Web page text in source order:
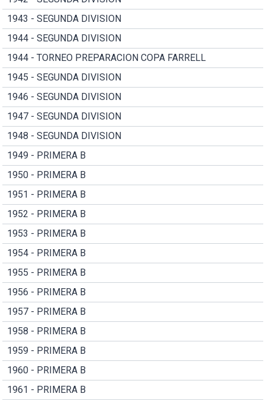
1943 - SEGUNDA DIVISION
1944 - SEGUNDA DIVISION
1944 - TORNEO PREPARACION COPA FARRELL
1945 - SEGUNDA DIVISION
1946 - SEGUNDA DIVISION
1947 - SEGUNDA DIVISION
1948 - SEGUNDA DIVISION
1949 - PRIMERA B
1950 - PRIMERA B
1951 - PRIMERA B
1952 - PRIMERA B
1953 - PRIMERA B
1954 - PRIMERA B
1955 - PRIMERA B
1956 - PRIMERA B
1957 - PRIMERA B
1958 - PRIMERA B
1959 - PRIMERA B
1960 - PRIMERA B
1961 - PRIMERA B